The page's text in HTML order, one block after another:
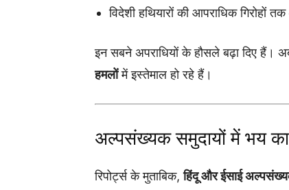
विदेशी हथियारों की आपराधिक गिरोहों
इन सबने अपराधियों के हौसले बढ़ा दिए हैं।
हमलोंमें इस्तेमाल हो रहे हैं।
अल्पसंख्यक समुदायों में भय का
रिपोर्ट्स के मुताबिक,हिंदू और ईसाई